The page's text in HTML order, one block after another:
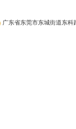
广东省东莞市东城街道东科